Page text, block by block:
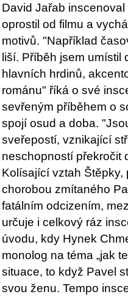
David Jařab
oprostil od filmu a
motivů. "Například
liší. Příběh jsem umístil
hlavních hrdinů,
románu" říká o své
sevřeným příběhem o
spojí osud a doba.
sveřepostí, vznikající
neschopností překročit
Kolísající vztah
chorobou zmítaného
fatálním odcizením,
určuje i celkový ráz
úvodu, kdy Hynek
monolog na téma „jak
situace, to když Pavel
svou ženu. Tempo